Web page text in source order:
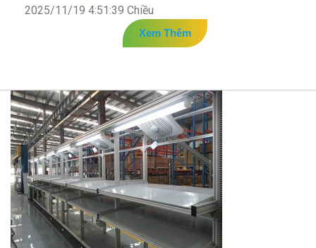
2025/11/19 4:51:39 Chiều
Xem Thêm